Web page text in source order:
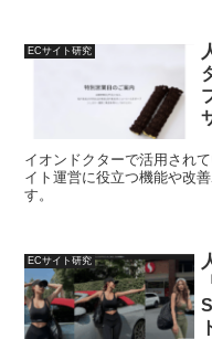
ECサイト研究
イオンドクターで活用され
イト運営に役立つ機能や改
す。
ECサイト研究